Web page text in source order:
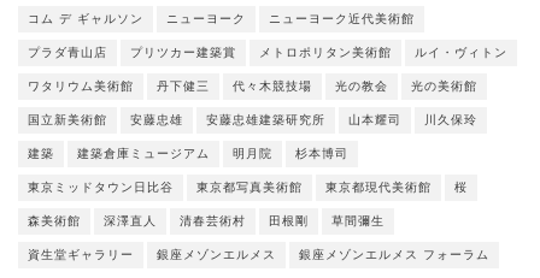
コム デ ギャルソン ニューヨーク ニューヨーク近代美術館
プラダ青山店 プリツカー建築賞 メトロポリタン美術館 ルイ・ヴィトン
ワタリウム美術館 丹下健三 代々木競技場 光の教会 光の美術館
国立新美術館 安藤忠雄 安藤忠雄建築研究所 山本耀司 川久保玲
建築 建築倉庫ミュージアム 明月院 杉本博司
東京ミッドタウン日比谷 東京都写真美術館 東京都現代美術館 桜
森美術館 深澤直人 清春芸術村 田根剛 草間彌生
資生堂ギャラリー 銀座メゾンエルメス 銀座メゾンエルメス フォーラム